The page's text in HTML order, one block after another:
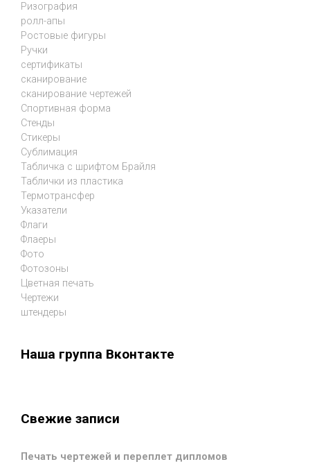
Ризография
ролл-апы
Ростовые фигуры
Ручки
сертификаты
сканирование
сканирование чертежей
Спортивная форма
Стенды
Стикеры
Сублимация
Табличка с шрифтом Брайля
Таблички из пластика
Термотрансфер
Указатели
Флаги
Флаеры
Фото
Фотозоны
Цветная печать
Чертежи
штендеры
Наша группа Вконтакте
Свежие записи
Печать чертежей и переплет дипломов